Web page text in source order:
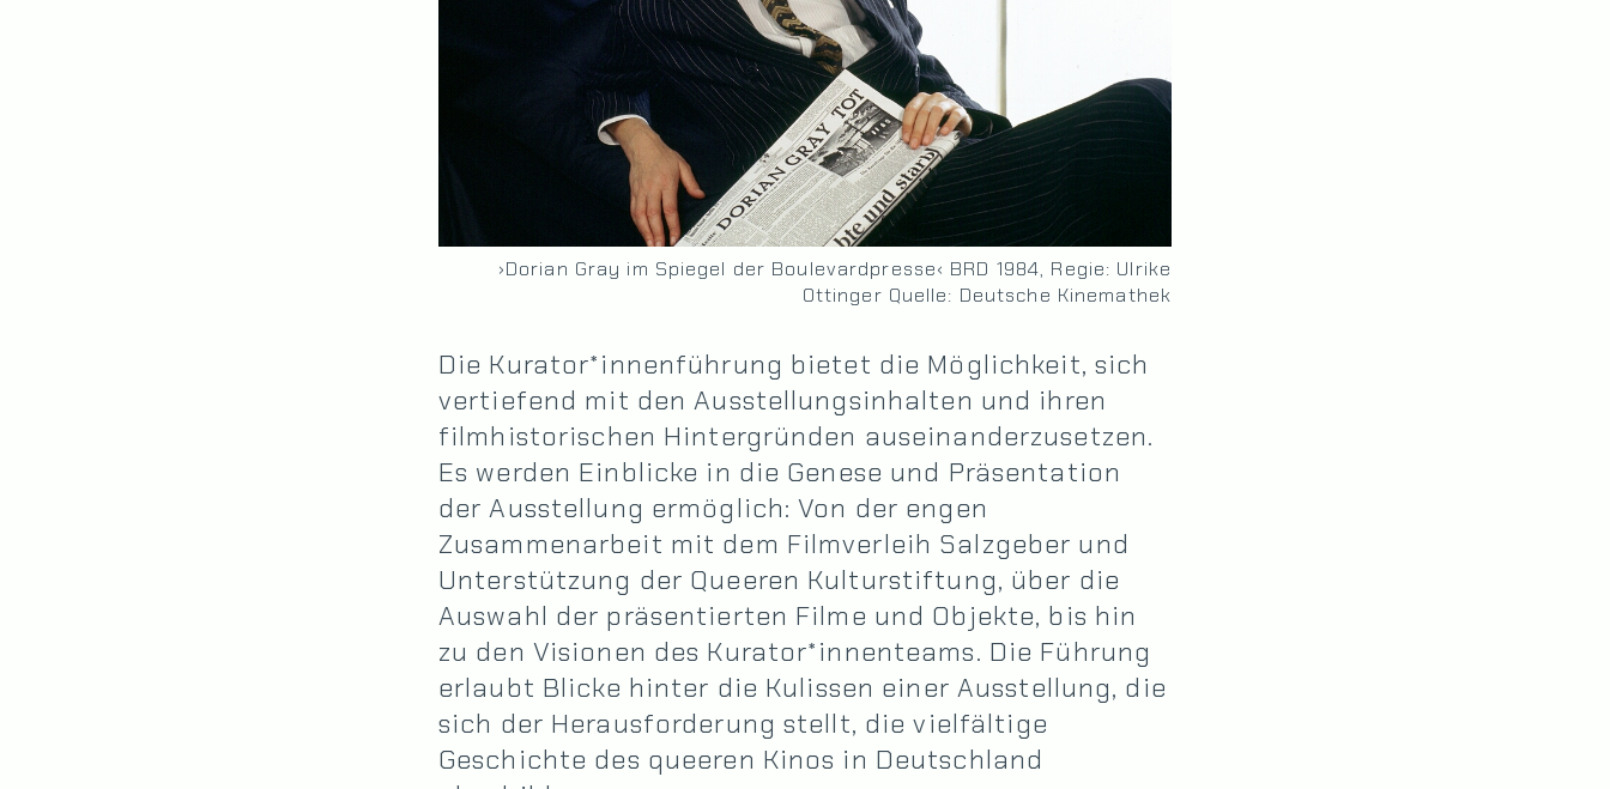
›Dorian Gray im Spiegel der Boulevardpresse‹ BRD 1984, Regie: Ulrike
Ottinger Quelle: Deutsche Kinemathek
Die Kurator*innenführung bietet die Möglichkeit, sich
vertiefend mit den Ausstellungsinhalten und ihren
filmhistorischen Hintergründen auseinanderzusetzen.
Es werden Einblicke in die Genese und Präsentation
der Ausstellung ermöglich: Von der engen
Zusammenarbeit mit dem Filmverleih Salzgeber und
Unterstützung der Queeren Kulturstiftung, über die
Auswahl der präsentierten Filme und Objekte, bis hin
zu den Visionen des Kurator*innenteams. Die Führung
erlaubt Blicke hinter die Kulissen einer Ausstellung, die
sich der Herausforderung stellt, die vielfältige
Geschichte des queeren Kinos in Deutschland